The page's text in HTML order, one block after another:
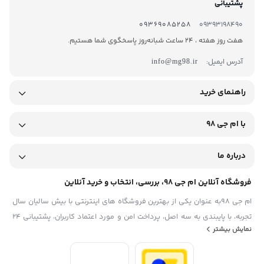
پشتیبانی
09393198490
09369085258
هفت روز هفته ، 24 ساعت شبانه‌روز پاسخگوی شما هستیم.
آدرس ایمیل:
info@mg98.ir
راهنمای خرید
با ام جی 98
درباره ما
فروشگاه آنلاین ام جی 98، بررسی، انتخاب و خرید آنلاین
ام جی 98به عنوان یکی از بهترین فروشگاه های اینترنتی با بیش سالیان سال
تجربه، با پایبندی به سه اصل، پرداخت امن و مورد اعتماد کاربران، پشتیبانی 24
ساعته و تضمین اصل‌بودن کالا موفق شده تا همگام با فروشگاه‌های معتبر
ایران، به یکی از بهترین فروشگاه اینترنتی ایران تبدیل شود. به محض ورود به
نمایش بیشتر